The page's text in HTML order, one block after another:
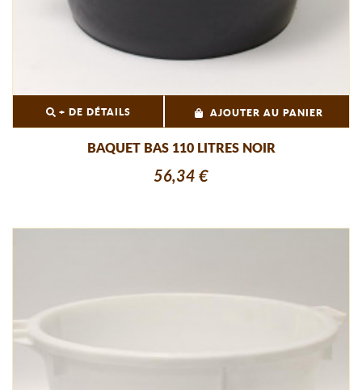
+ DE DÉTAILS AJOUTER AU PANIER
BAQUET BAS 110 LITRES NOIR
56,34 €